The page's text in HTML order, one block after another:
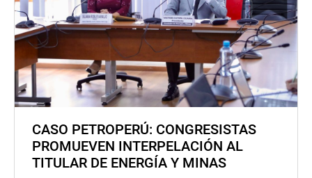
CASO PETROPERÚ: CONGRESISTAS
PROMUEVEN INTERPELACIÓN AL
TITULAR DE ENERGÍA Y MINAS